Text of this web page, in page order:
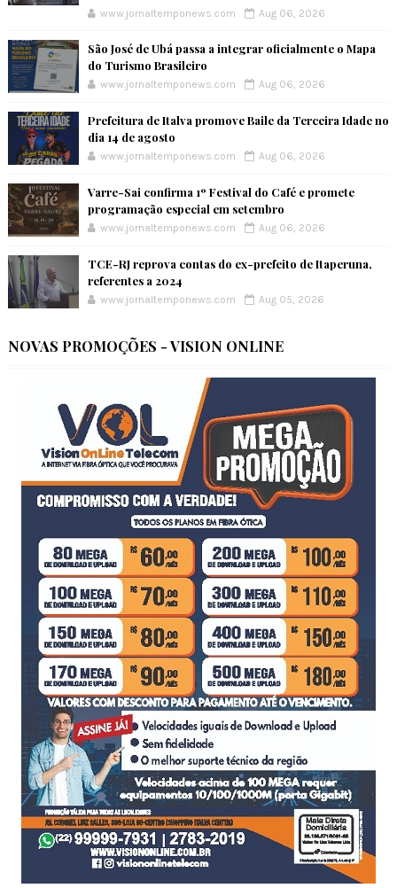
www.jornaltemponews.com Aug 06, 2026
São José de Ubá passa a integrar oficialmente o Mapa
do Turismo Brasileiro
www.jornaltemponews.com Aug 06, 2026
Prefeitura de Italva promove Baile da Terceira Idade no
dia 14 de agosto
www.jornaltemponews.com Aug 06, 2026
Varre-Sai confirma 1º Festival do Café e promete
programação especial em setembro
www.jornaltemponews.com Aug 06, 2026
TCE-RJ reprova contas do ex-prefeito de Itaperuna,
referentes a 2024
www.jornaltemponews.com Aug 05, 2026
NOVAS PROMOÇÕES - VISION ONLINE